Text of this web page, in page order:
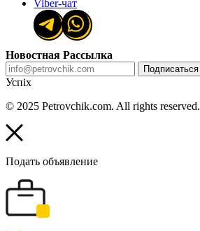
Viber-чат
Новостная Рассылка
Подписаться
Успіх
© 2025 Petrovchik.com. All rights reserved.
Подать объявление